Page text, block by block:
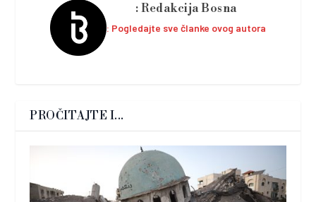
Redakcija Bosna
Pogledajte sve članke ovog autora
PROČITAJTE I...